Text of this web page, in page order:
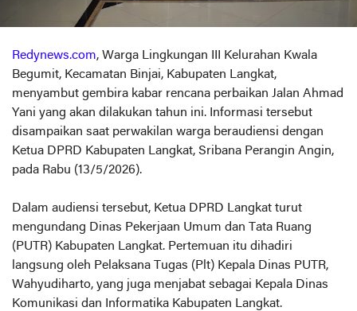
Redynews.com, Warga Lingkungan III Kelurahan Kwala
Begumit, Kecamatan Binjai, Kabupaten Langkat,
menyambut gembira kabar rencana perbaikan Jalan Ahmad
Yani yang akan dilakukan tahun ini. Informasi tersebut
disampaikan saat perwakilan warga beraudiensi dengan
Ketua DPRD Kabupaten Langkat, Sribana Perangin Angin,
pada Rabu (13/5/2026).
Dalam audiensi tersebut, Ketua DPRD Langkat turut
mengundang Dinas Pekerjaan Umum dan Tata Ruang
(PUTR) Kabupaten Langkat. Pertemuan itu dihadiri
langsung oleh Pelaksana Tugas (Plt) Kepala Dinas PUTR,
Wahyudiharto, yang juga menjabat sebagai Kepala Dinas
Komunikasi dan Informatika Kabupaten Langkat.